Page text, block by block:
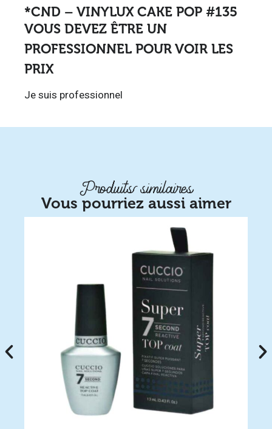
*CND – VINYLUX CAKE POP #135
VOUS DEVEZ ÊTRE UN
PROFESSIONNEL POUR VOIR LES
PRIX
Je suis professionnel
Produits similaires
Vous pourriez aussi aimer